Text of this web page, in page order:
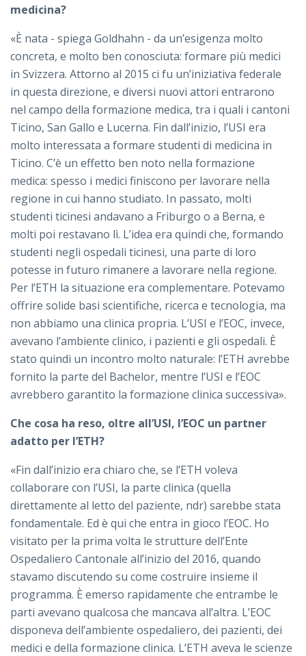
medicina?
«È nata - spiega Goldhahn - da un’esigenza molto
concreta, e molto ben conosciuta: formare più medici
in Svizzera. Attorno al 2015 ci fu un’iniziativa federale
in questa direzione, e diversi nuovi attori entrarono
nel campo della formazione medica, tra i quali i cantoni
Ticino, San Gallo e Lucerna. Fin dall’inizio, l’USI era
molto interessata a formare studenti di medicina in
Ticino. C’è un effetto ben noto nella formazione
medica: spesso i medici finiscono per lavorare nella
regione in cui hanno studiato. In passato, molti
studenti ticinesi andavano a Friburgo o a Berna, e
molti poi restavano lì. L’idea era quindi che, formando
studenti negli ospedali ticinesi, una parte di loro
potesse in futuro rimanere a lavorare nella regione.
Per l’ETH la situazione era complementare. Potevamo
offrire solide basi scientifiche, ricerca e tecnologia, ma
non abbiamo una clinica propria. L’USI e l’EOC, invece,
avevano l’ambiente clinico, i pazienti e gli ospedali. È
stato quindi un incontro molto naturale: l’ETH avrebbe
fornito la parte del Bachelor, mentre l’USI e l’EOC
avrebbero garantito la formazione clinica successiva».
Che cosa ha reso, oltre all’USI, l’EOC un partner
adatto per l’ETH?
«Fin dall’inizio era chiaro che, se l’ETH voleva
collaborare con l’USI, la parte clinica (quella
direttamente al letto del paziente, ndr) sarebbe stata
fondamentale. Ed è qui che entra in gioco l’EOC. Ho
visitato per la prima volta le strutture dell’Ente
Ospedaliero Cantonale all’inizio del 2016, quando
stavamo discutendo su come costruire insieme il
programma. È emerso rapidamente che entrambe le
parti avevano qualcosa che mancava all’altra. L’EOC
disponeva dell’ambiente ospedaliero, dei pazienti, dei
medici e della formazione clinica. L’ETH aveva le scienze